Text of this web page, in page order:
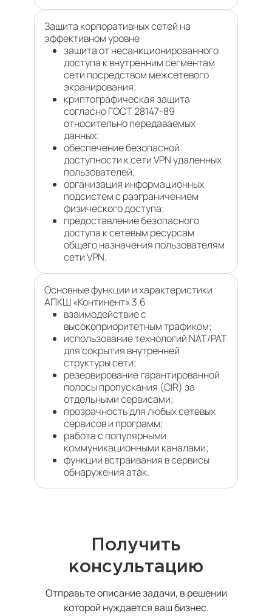
Защита корпоративных сетей на
эффективном уровне
защита от несанкционированного
доступа к внутренним сегментам
сети посредством межсетевого
экранирования;
криптографическая защита
согласно ГОСТ 28147-89
относительно передаваемых
данных;
обеспечение безопасной
доступности к сети VPN удаленных
пользователей;
организация информационных
подсистем с разграничением
физического доступа;
предоставление безопасного
доступа к сетевым ресурсам
общего назначения пользователям
сети VPN.
Основные функции и характеристики
АПКШ «Континент» 3.6
взаимодействие с
высокоприоритетным трафиком;
использование технологий NAT/PAT
для сокрытия внутренней
структуры сети;
резервирование гарантированной
полосы пропускания (CIR) за
отдельными сервисами;
прозрачность для любых сетевых
сервисов и программ;
работа с популярными
коммуникационными каналами;
функции встраивания в сервисы
обнаружения атак.
Получить
консультацию
Отправьте описание задачи, в решении
которой нуждается ваш бизнес.